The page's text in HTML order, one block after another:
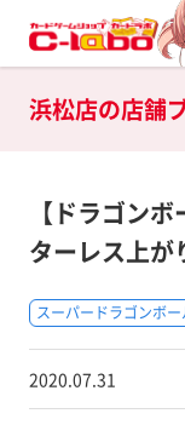
浜松店の店舗
【ドラゴン
ターレス上
スーパードラゴンボ
2020.07.31